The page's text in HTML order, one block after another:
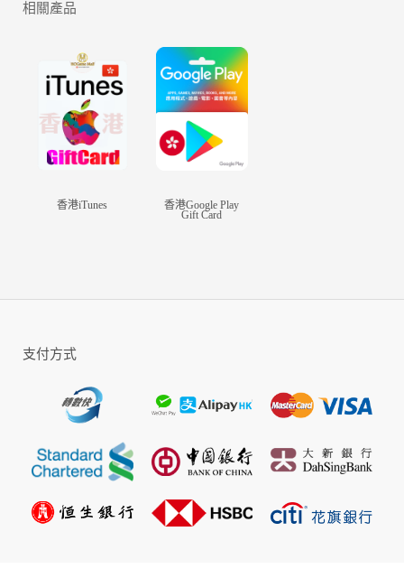
能力和外交技巧。透過戰爭、貿易和外交，您
在HOGAME.HK的頁面上，您可以購買各種
《Land of Empires: Immortal》遊戲禮包，這些
禮包將提供豐富的遊戲資源、道具和特殊福
利，幫助您在遊戲中取得優勢。更令人興奮的
包，以更優惠的價格享受遊戲內的豐富體驗。
相關產品
香港iTunes 香港Google Play
Gift Card
支付方式